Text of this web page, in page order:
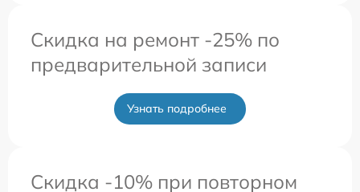
Скидка на ремонт -25% по
предварительной записи
Узнать подробнее
Скидка -10% при повторном